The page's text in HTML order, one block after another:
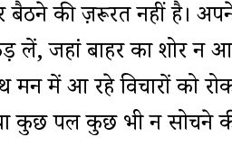
बैठने की ज़रूरत नहीं है।
लें, जहां बाहर का शोर न
मन में आ रहे विचारों को
कुछ पल कुछ भी न सोचने